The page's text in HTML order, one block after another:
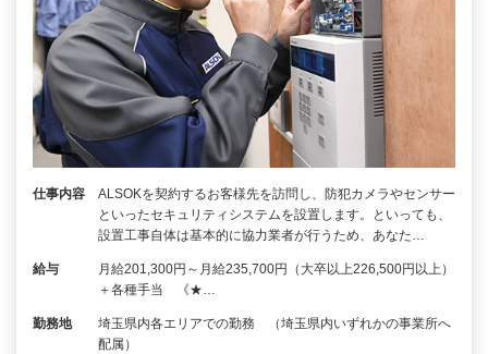
仕事内容
ALSOKを契約するお客様先を訪問し、防犯カメラやセンサー
といったセキュリティシステムを設置します。といっても、
設置工事自体は基本的に協力業者が行うため、あなた…
給与
月給201,300円～月給235,700円（大卒以上226,500円以上）
＋各種手当 《★…
勤務地
埼玉県内各エリアでの勤務 （埼玉県内いずれかの事業所へ
配属）